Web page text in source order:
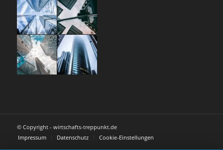
© Copyright - wirtschafts-treppunkt.de
Impressum
Datenschutz Cookie-Einstellungen